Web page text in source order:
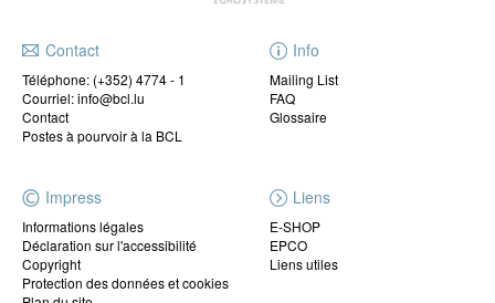
Contact
Téléphone: (+352) 4774 - 1
Courriel: info@bcl.lu
Contact
Postes à pourvoir à la BCL
Info
Mailing List
FAQ
Glossaire
Impress
Informations légales
Déclaration sur l'accessibilité
Copyright
Protection des données et cookies
Liens
E-SHOP
EPCO
Liens utiles